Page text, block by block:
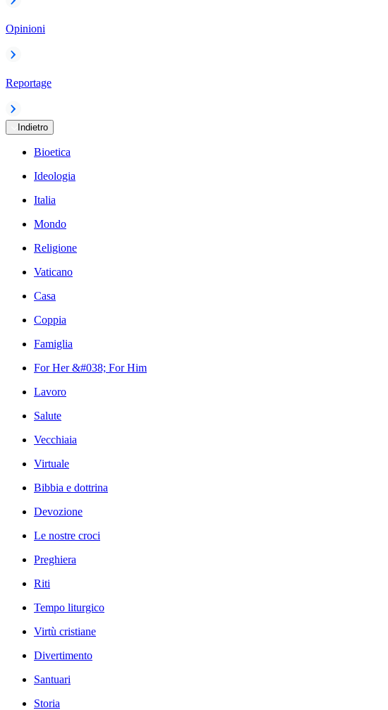
Opinioni
Reportage
Indietro
Bioetica
Ideologia
Italia
Mondo
Religione
Vaticano
Casa
Coppia
Famiglia
For Her &#038; For Him
Lavoro
Salute
Vecchiaia
Virtuale
Bibbia e dottrina
Devozione
Le nostre croci
Preghiera
Riti
Tempo liturgico
Virtù cristiane
Divertimento
Santuari
Storia